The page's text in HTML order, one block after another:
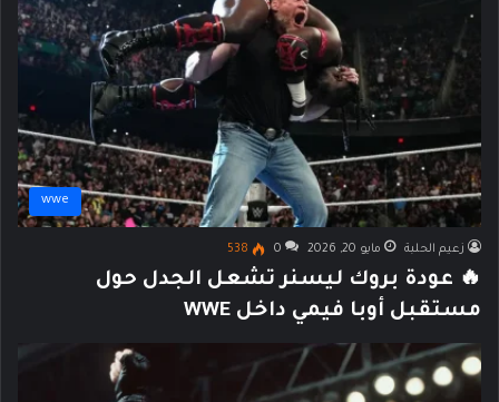
wwe
زعيم الحلبة مايو 20, 2026 0
538
🔥 عودة بروك ليسنر تشعل الجدل حول
مستقبل أوبا فيمي داخل WWE